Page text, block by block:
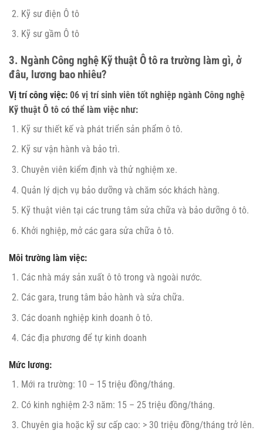
Kỹ sư điện Ô tô
Kỹ sư gầm Ô tô
3. Ngành Công nghệ Kỹ thuật Ô tô ra trường làm gì, ở
đâu, lương bao nhiêu?
Vị trí công việc: 06 vị trí sinh viên tốt nghiệp ngành Công nghệ
Kỹ thuật Ô tô có thể làm việc như:
Kỹ sư thiết kế và phát triển sản phẩm ô tô.
Kỹ sư vận hành và bảo trì.
Chuyên viên kiểm định và thử nghiệm xe.
Quản lý dịch vụ bảo dưỡng và chăm sóc khách hàng.
Kỹ thuật viên tại các trung tâm sửa chữa và bảo dưỡng ô tô.
Khởi nghiệp, mở các gara sửa chữa ô tô.
Môi trường làm việc:
Các nhà máy sản xuất ô tô trong và ngoài nước.
Các gara, trung tâm bảo hành và sửa chữa.
Các doanh nghiệp kinh doanh ô tô.
Các địa phương để tự kinh doanh
Mức lương:
Mới ra trường: 10 – 15 triệu đồng/tháng.
Có kinh nghiệm 2-3 năm: 15 – 25 triệu đồng/tháng.
Chuyên gia hoặc kỹ sư cấp cao: > 30 triệu đồng/tháng trở lên.